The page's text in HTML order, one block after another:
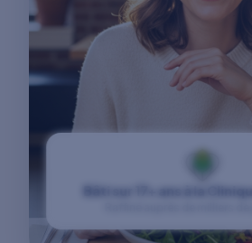
Bâti sur 17+ ans à la